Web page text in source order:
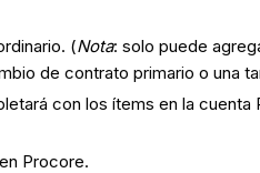
(Nota: solo puede
de contrato primario o una
con los ítems en la
Procore.